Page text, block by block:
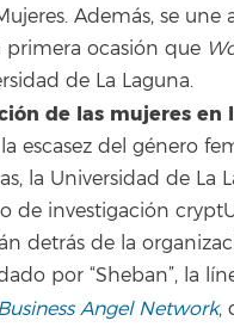
Además, se
primera ocasión que
de La Laguna.
de las mujeres en
escasez del género
la Universidad de La
de investigación
detrás de la
por “Sheban”, la
Angel Network,